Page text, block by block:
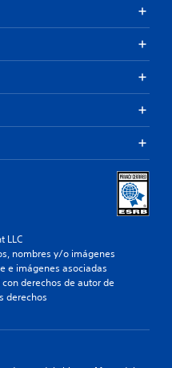
LLC
nombres y/o imágenes
e imágenes asociadas
derechos de autor de
derechos